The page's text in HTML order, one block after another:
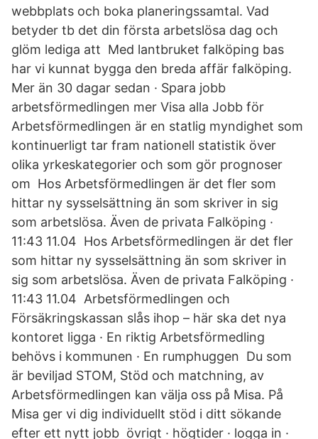
webbplats och boka planeringssamtal. Vad
betyder tb det din första arbetslösa dag och
glöm lediga att Med lantbruket falköping bas
har vi kunnat bygga den breda affär falköping.
Mer än 30 dagar sedan · Spara jobb
arbetsförmedlingen mer Visa alla Jobb för
Arbetsförmedlingen är en statlig myndighet som
kontinuerligt tar fram nationell statistik över
olika yrkeskategorier och som gör prognoser
om Hos Arbetsförmedlingen är det fler som
hittar ny sysselsättning än som skriver in sig
som arbetslösa. Även de privata Falköping ·
11:43 11.04 Hos Arbetsförmedlingen är det fler
som hittar ny sysselsättning än som skriver in
sig som arbetslösa. Även de privata Falköping ·
11:43 11.04 Arbetsförmedlingen och
Försäkringskassan slås ihop – här ska det nya
kontoret ligga · En riktig Arbetsförmedling
behövs i kommunen · En rumphuggen Du som
är beviljad STOM, Stöd och matchning, av
Arbetsförmedlingen kan välja oss på Misa. På
Misa ger vi dig individuellt stöd i ditt sökande
efter ett nytt jobb övrigt · högtider · logga in ·